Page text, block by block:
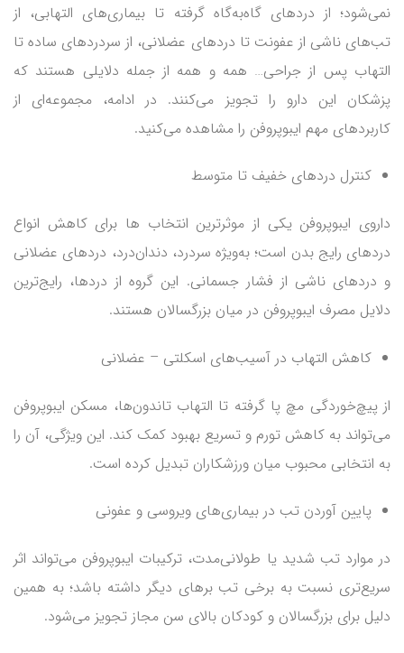
نمی‌شود؛ از دردهای گاه‌به‌گاه گرفته تا بیماری‌های التهابی، از
تب‌های ناشی از عفونت تا دردهای عضلانی، از سردردهای ساده تا
التهاب پس از جراحی… همه و همه از جمله دلایلی هستند که
پزشکان این دارو را تجویز می‌کنند. در ادامه، مجموعه‌ای از
کاربردهای مهم ایبوپروفن را مشاهده می‌کنید.
کنترل دردهای خفیف تا متوسط
داروی ایبوپروفن یکی از موثرترین انتخاب ها برای کاهش انواع
دردهای رایج بدن است؛ به‌ویژه سردرد، دندان‌درد، دردهای عضلانی
و دردهای ناشی از فشار جسمانی. این گروه از دردها، رایج‌ترین
دلایل مصرف ایبوپروفن در میان بزرگسالان هستند.
کاهش التهاب در آسیب‌های اسکلتی – عضلانی
از پیچ‌خوردگی مچ پا گرفته تا التهاب تاندون‌ها، مسکن ایبوپروفن
می‌تواند به کاهش تورم و تسریع بهبود کمک کند. این ویژگی، آن را
به انتخابی محبوب میان ورزشکاران تبدیل کرده است.
پایین آوردن تب در بیماری‌های ویروسی و عفونی
در موارد تب شدید یا طولانی‌مدت، ترکیبات ایبوپروفن می‌تواند اثر
سریع‌تری نسبت به برخی تب‌ برهای دیگر داشته باشد؛ به همین
دلیل برای بزرگسالان و کودکان بالای سن مجاز تجویز می‌شود.